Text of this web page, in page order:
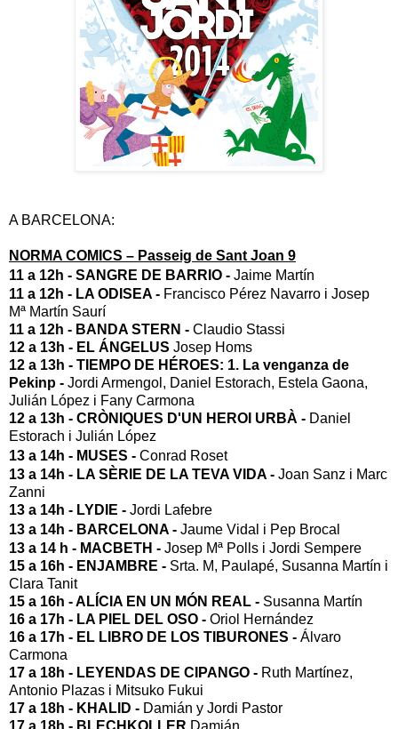
A BARCELONA:
NORMA COMICS – Passeig de Sant Joan 9
11 a 12h - SANGRE DE BARRIO - Jaime Martín
11 a 12h - LA ODISEA - Francisco Pérez Navarro i Josep
Mª Martín Saurí
11 a 12h - BANDA STERN - Claudio Stassi
12 a 13h - EL ÁNGELUS Josep Homs
12 a 13h - TIEMPO DE HÉROES: 1. La venganza de
Pekinp - Jordi Armengol, Daniel Estorach, Estela Gaona,
Julián López i Fany Carmona
12 a 13h - CRÒNIQUES D'UN HEROI URBÀ - Daniel
Estorach i Julián López
13 a 14h - MUSES - Conrad Roset
13 a 14h - LA SÈRIE DE LA TEVA VIDA - Joan Sanz i Marc
Zanni
13 a 14h - LYDIE - Jordi Lafebre
13 a 14h - BARCELONA - Jaume Vidal i Pep Brocal
13 a 14 h - MACBETH - Josep Mª Polls i Jordi Sempere
15 a 16h - ENJAMBRE - Srta. M, Paulapé, Susanna Martín i
Clara Tanit
15 a 16h -ALÍCIA EN UN MÓN REAL - Susanna Martín
16 a 17h - LA PIEL DEL OSO - Oriol Hernández
16 a 17h - EL LIBRO DE LOS TIBURONES - Álvaro
Carmona
17 a 18h - LEYENDAS DE CIPANGO - Ruth Martínez,
Antonio Plazas i Mitsuko Fukui
17 a 18h - KHALID - Damián y Jordi Pastor
17 a 18h - BLECHKOLLER Damián